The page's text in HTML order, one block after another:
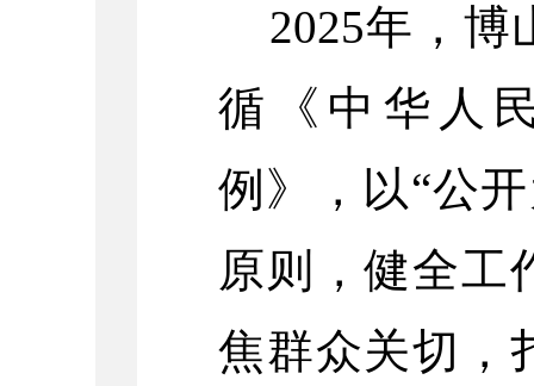
2025年，
循《中华人
例》，以“公
原则，健全工
焦群众关切，